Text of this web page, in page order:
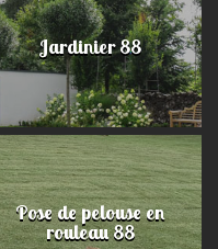
Jardinier 88
Pose de pelouse en
rouleau 88